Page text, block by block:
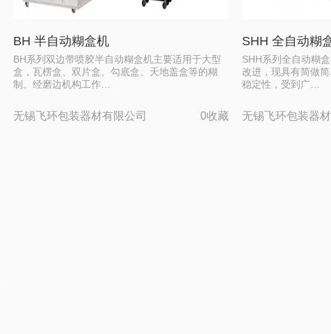
BH 半自动糊盒机
BH系列双边带喷胶半自动糊盒机主要适用于大型
盒，瓦楞盒、双片盒、勾底盒、天地盖盒等的糊
制。经磨边机构工作…
无锡飞环包装器材有限公司 0收藏
SHH 全自动糊
SHH系列全自动糊
改进，现具有简做
稳定性，受到广…
无锡飞环包装器